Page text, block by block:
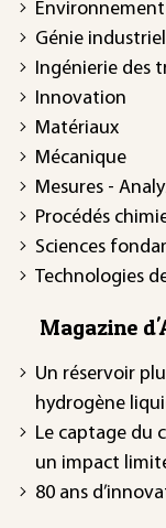
Génie industriel
Ingénierie des
Innovation
Matériaux
Mécanique
Mesures -
Procédés
Sciences
Technologies
Magazine
Un réservoir
hydrogène
Le captage du
un impact
80 ans